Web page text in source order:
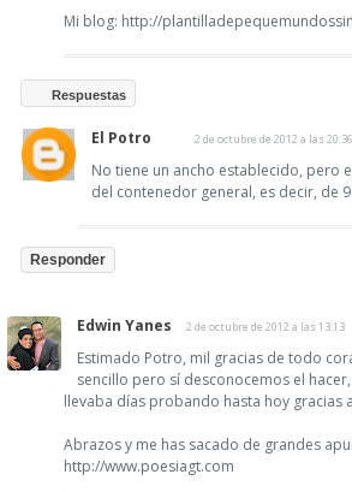
Mi blog: http://
Respuestas
El Potro 2 de octubre de 2012 a las 20:36
No tiene un ancho establecido, pero
del contenedor general, es decir, de
Responder
Edwin Yanes 2 de octubre de 2012 a las 13:13
Estimado Potro, mil gracias de todo
sencillo pero sí desconocemos el
llevaba días probando hasta hoy gracias
Abrazos y me has sacado de grandes
http://www.poesiagt.com